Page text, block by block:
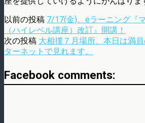
以前の投稿 7/17(金)、eラーニング『
（ハイレベル講座）改訂︎』開講！
次の投稿 大相撲７月場所、本日は満
ターネットで見れます。
Facebook comments: